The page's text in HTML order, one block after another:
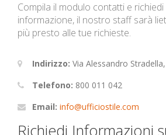
Compila il modulo contatti e
informazione, il nostro staff sarà
più presto alle tue richieste.
Indirizzo: Via Alessandro
Telefono: 800 011 042
Email: info@ufficiostile.com
Richiedi Informazioni